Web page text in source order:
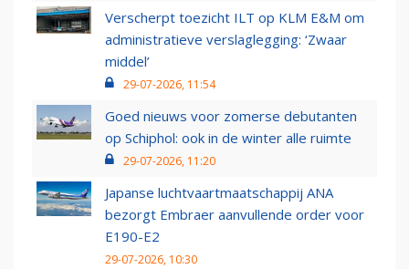
Verscherpt toezicht ILT op KLM E&M om
administratieve verslaglegging: ‘Zwaar
middel’
29-07-2026, 11:54
Goed nieuws voor zomerse debutanten
op Schiphol: ook in de winter alle ruimte
29-07-2026, 11:20
Japanse luchtvaartmaatschappij ANA
bezorgt Embraer aanvullende order voor
E190-E2
29-07-2026, 10:30